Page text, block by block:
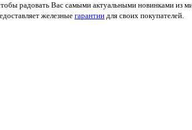
радовать Вас самыми актуальными новинками из
железные гарантии для своих покупателей.